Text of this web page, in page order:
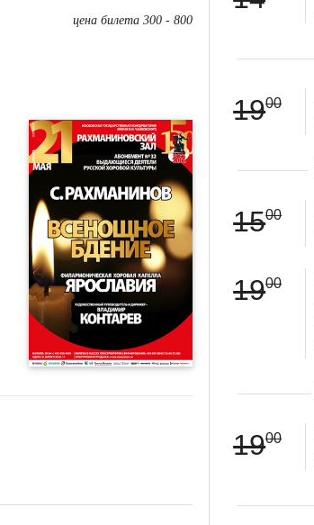
цена билета 300 - 800
1900
1500
1900
1900